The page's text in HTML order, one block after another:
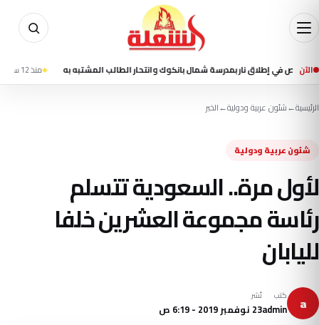
الآن منذ 12 ساعة مقتل شخصين وإصابة 13 في
الرئيسية←شئون عربية ودولية←الخبر
شئون عربية ودولية
لأول مرة.. السعودية تتسلم
رئاسة مجموعة العشرين خلفا
لليابان
a كتب
admin
نُشر
23 نوفمبر 2019 - 6:19 ص